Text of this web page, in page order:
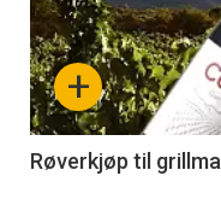
akkurat
nå
-
4
+
Røverkjøp til